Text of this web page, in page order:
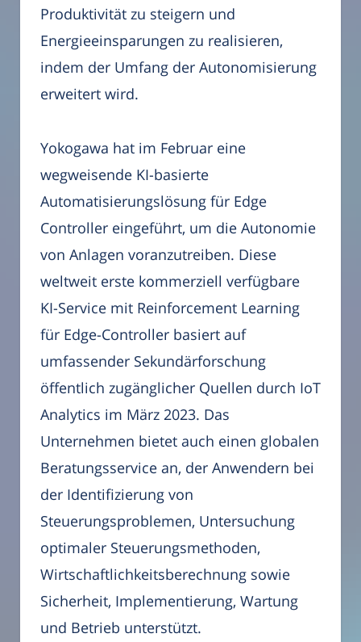
Produktivität zu steigern und
Energieeinsparungen zu realisieren,
indem der Umfang der Autonomisierung
erweitert wird.
Yokogawa hat im Februar eine
wegweisende KI-basierte
Automatisierungslösung für Edge
Controller eingeführt, um die Autonomie
von Anlagen voranzutreiben. Diese
weltweit erste kommerziell verfügbare
KI-Service mit Reinforcement Learning
für Edge-Controller basiert auf
umfassender Sekundärforschung
öffentlich zugänglicher Quellen durch IoT
Analytics im März 2023. Das
Unternehmen bietet auch einen globalen
Beratungsservice an, der Anwendern bei
der Identifizierung von
Steuerungsproblemen, Untersuchung
optimaler Steuerungsmethoden,
Wirtschaftlichkeitsberechnung sowie
Sicherheit, Implementierung, Wartung
und Betrieb unterstützt.